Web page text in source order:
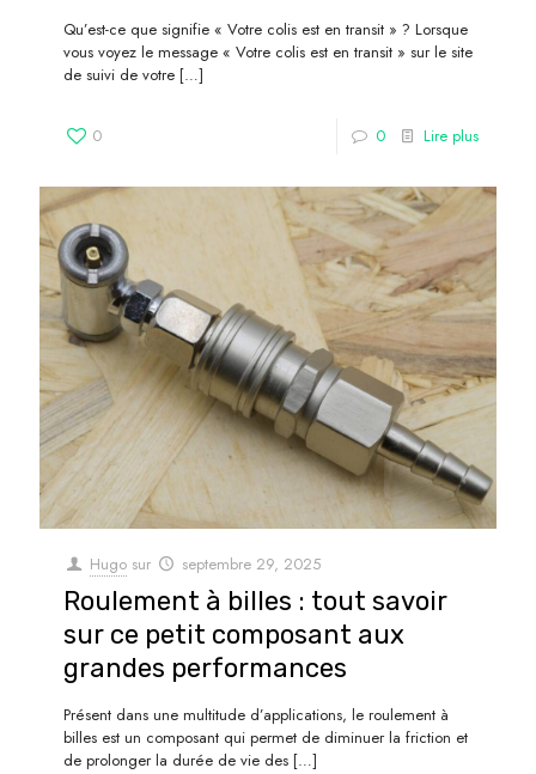
Qu’est-ce que signifie « Votre colis est en transit » ? Lorsque
vous voyez le message « Votre colis est en transit » sur le site
de suivi de votre […]
0 0 Lire plus
Hugo sur septembre 29, 2025
Roulement à billes : tout savoir
sur ce petit composant aux
grandes performances
Présent dans une multitude d’applications, le roulement à
billes est un composant qui permet de diminuer la friction et
de prolonger la durée de vie des […]